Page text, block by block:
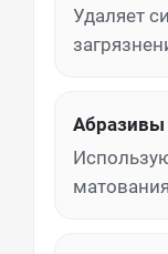
Удаляет
Абразивы